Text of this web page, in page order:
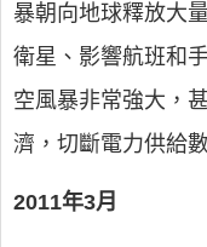
暴朝向地球釋放大
衛星、影響航班和
空風暴非常強大，
濟，切斷電力供給
2011年3月